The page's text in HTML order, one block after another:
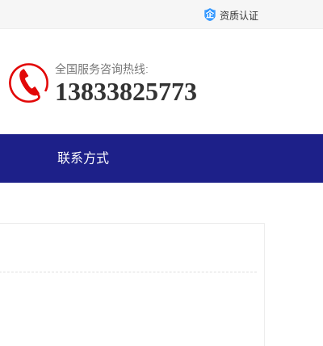
资质认证
全国服务咨询热线:
13833825773
联系方式